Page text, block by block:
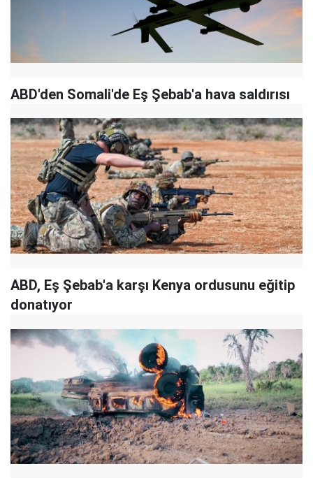
ABD'den Somali'de Eş Şebab'a hava saldırısı
ABD, Eş Şebab'a karşı Kenya ordusunu eğitip
donatıyor